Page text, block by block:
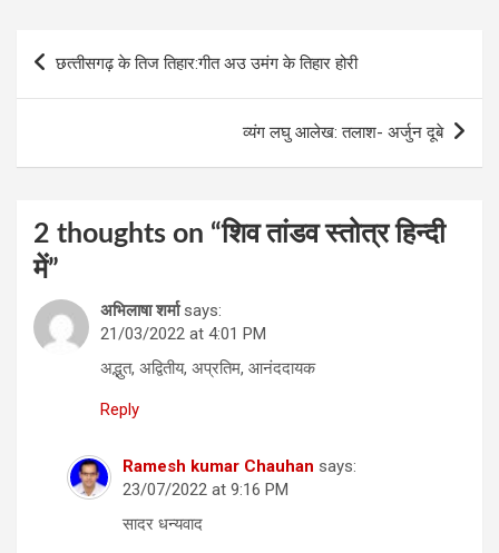
o
n
g A
p
navigation
छत्‍तीसगढ़ के तिज तिहार:गीत अउ उमंग के तिहार होरी
व्‍यंग लघु आलेख: तलाश- अर्जुन दूबे
2 thoughts on “शिव तांडव स्‍तोत्र हिन्‍दी
में”
अभिलाषा शर्मा says:
21/03/2022 at 4:01 PM
अद्भुत, अद्वितीय, अप्रतिम, आनंददायक
Reply
Ramesh kumar Chauhan says:
23/07/2022 at 9:16 PM
सादर धन्यवाद